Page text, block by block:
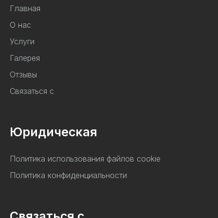
Главная
О нас
Услуги
Галерея
Отзывы
Связаться с
Юридическая
Политика использования файлов cookie
Политика конфиденциальности